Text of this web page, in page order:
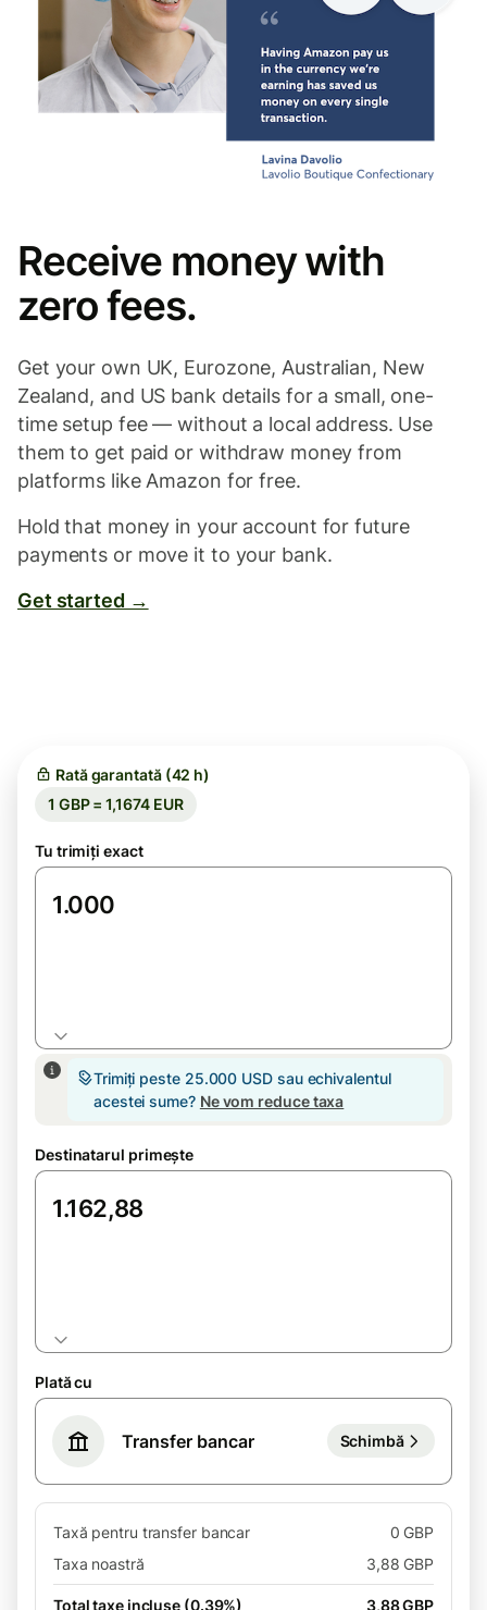
Receive money with
zero fees.
Get your own UK, Eurozone, Australian, New
Zealand, and US bank details for a small, one-
time setup fee — without a local address. Use
them to get paid or withdraw money from
platforms like Amazon for free.
Hold that money in your account for future
payments or move it to your bank.
Get started →
Rată garantată (42 h)
1 GBP = 1,1674 EUR
Tu trimiți exact
Trimiți peste 25.000 USD sau echivalentul
acestei sume? Ne vom reduce taxa
Destinatarul primește
Plată cu
Transfer bancar Schimbă
Taxă pentru transfer bancar
0 GBP
Taxa noastră
3,88 GBP
Total taxe incluse (0.39%) 3,88 GBP